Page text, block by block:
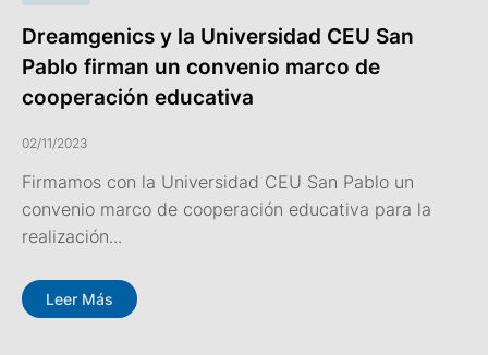
Dreamgenics y la Universidad CEU San
Pablo firman un convenio marco de
cooperación educativa
02/11/2023
Firmamos con la Universidad CEU San Pablo un
convenio marco de cooperación educativa para la
realización...
Leer Más